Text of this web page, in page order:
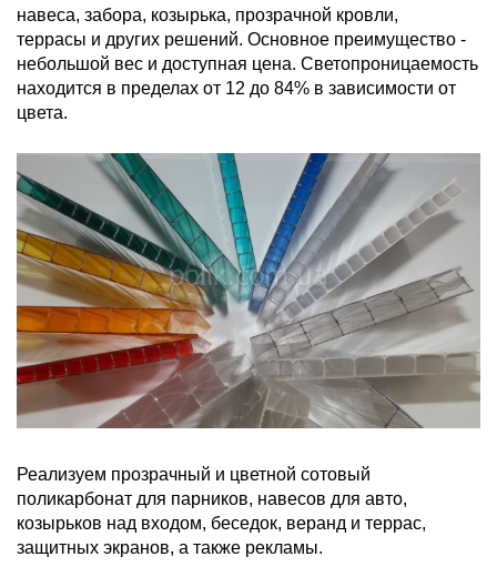
навеса, забора, козырька, прозрачной кровли,
террасы и других решений. Основное преимущество -
небольшой вес и доступная цена. Светопроницаемость
находится в пределах от 12 до 84% в зависимости от
цвета.
Реализуем прозрачный и цветной сотовый
поликарбонат для парников, навесов для авто,
козырьков над входом, беседок, веранд и террас,
защитных экранов, а также рекламы.